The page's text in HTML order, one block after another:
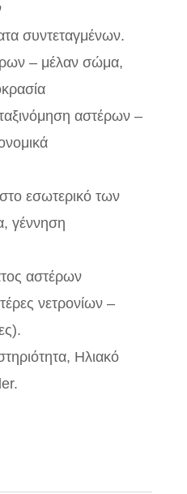
συντεταγμένων.
– μέλαν σώμα,
αστέρων –
εσωτερικό των
γέννηση
αστέρων
νετρονίων –
Ηλιακό